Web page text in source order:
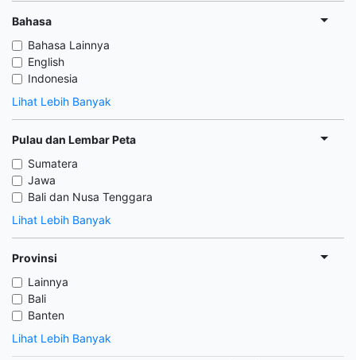
Bahasa
Bahasa Lainnya
English
Indonesia
Lihat Lebih Banyak
Pulau dan Lembar Peta
Sumatera
Jawa
Bali dan Nusa Tenggara
Lihat Lebih Banyak
Provinsi
Lainnya
Bali
Banten
Lihat Lebih Banyak